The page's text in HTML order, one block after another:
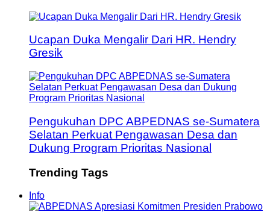
Ucapan Duka Mengalir Dari HR. Hendry
Gresik
Pengukuhan DPC ABPEDNAS se-Sumatera
Selatan Perkuat Pengawasan Desa dan
Dukung Program Prioritas Nasional
Trending Tags
Info